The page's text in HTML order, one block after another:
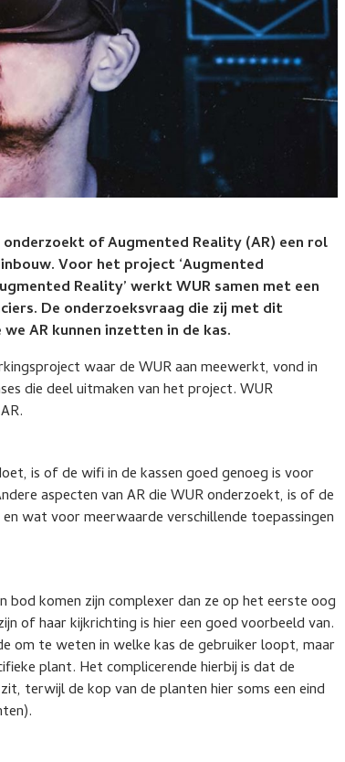
of Augmented Reality (AR) een rol
Voor het project ‘Augmented
Reality’ werkt WUR samen met een
De onderzoeksvraag die zij met dit
AR kunnen inzetten in de kas.
waar de WUR aan meewerkt, vond in
die deel uitmaken van het project. WUR
is of de wifi in de kassen goed genoeg is voor
aspecten van AR die WUR onderzoekt, is of de
wat voor meerwaarde verschillende toepassingen
bod komen zijn complexer dan ze op het eerste oog
of haar kijkrichting is hier een goed voorbeeld van.
om te weten in welke kas de gebruiker loopt, maar
plant. Het complicerende hierbij is dat de
terwijl de kop van de planten hier soms een eind